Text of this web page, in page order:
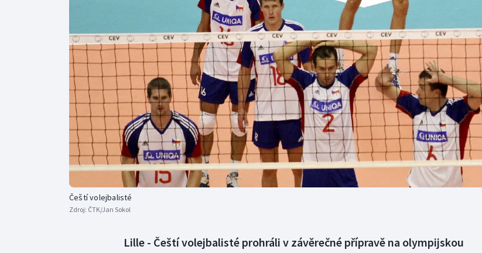
Curling
Dostihy
Florbal
Futsal
Golf
Gymnastika
Moderní pětiboj
Motorsport
Olympijské hry
Parasport
Plavání
Plážový volejbal
Veslování
Vodní slalom
Volejbal
Ostatní
Čeští volejbalisté
Zdroj: ČTK/Jan Sokol
Lille - Čeští volejbalisté prohráli v závěrečné přípravě na olympijskou